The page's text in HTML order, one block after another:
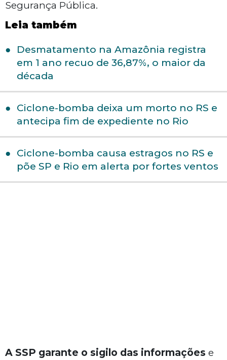
Segurança Pública.
Leia também
Desmatamento na Amazônia registra
em 1 ano recuo de 36,87%, o maior da
década
Ciclone-bomba deixa um morto no RS e
antecipa fim de expediente no Rio
Ciclone-bomba causa estragos no RS e
põe SP e Rio em alerta por fortes ventos
A SSP garante o sigilo das informações e